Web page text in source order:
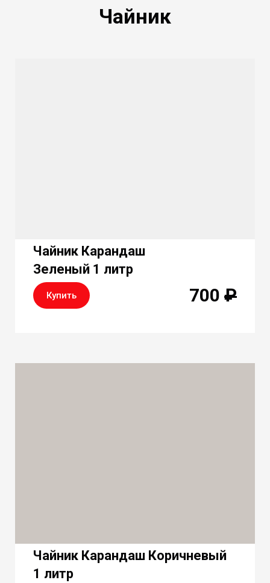
Чайник
Чайник Карандаш
Зеленый 1 литр
Купить 700 ₽
Чайник Карандаш Коричневый
1 литр